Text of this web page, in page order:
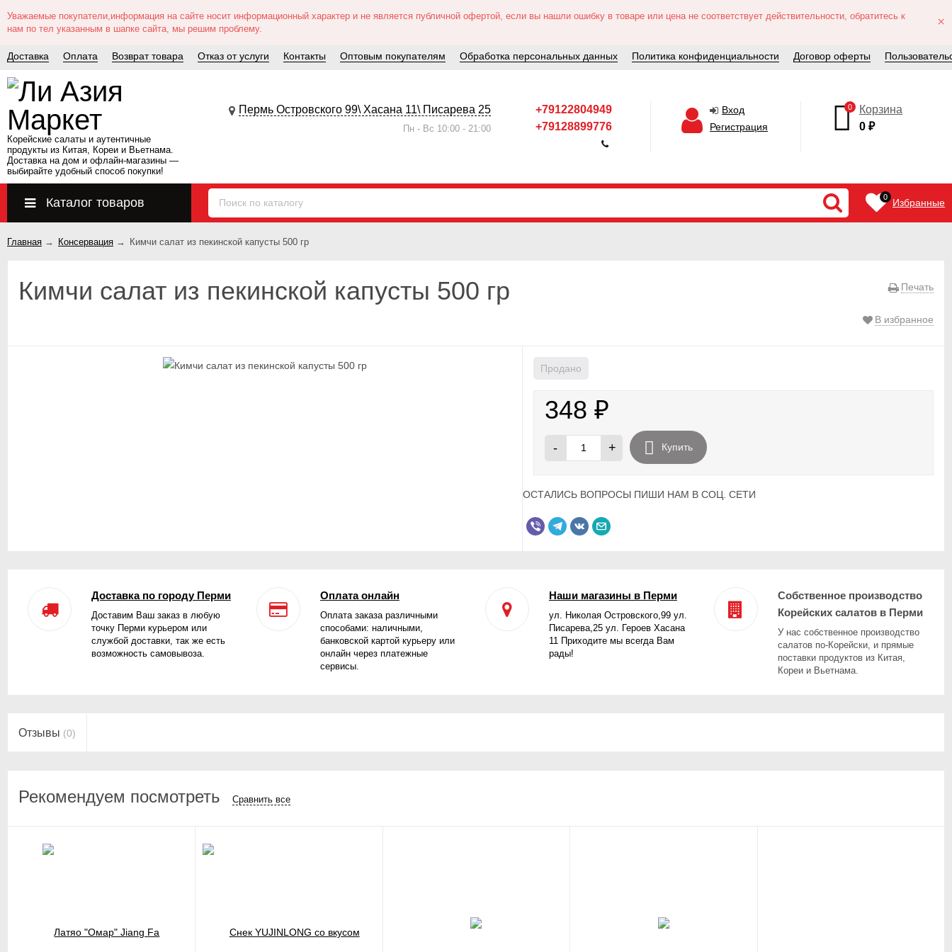
Уважаемые покупатели,информация на сайте носит информационный характер и не является публичной офертой, если вы нашли ошибку в товаре или цена не соответствует действительности, обратитесь к
нам по тел указанным в шапке сайта, мы решим проблему.
×
Доставка Оплата Возврат товара Отказ от услуги Контакты Оптовым покупателям Обработка персональных данных Политика конфиденциальности Договор оферты
Корейские салаты и аутентичные
продукты из Китая, Кореи и Вьетнама.
Доставка на дом и офлайн‑магазины —
выбирайте удобный способ покупки!
Пермь Островского 99\ Хасана 11\ Писарева 25
Пн - Вс 10:00 - 21:00
+79122804949
+79128899776
Вход
Регистрация
0
Корзина
0₽
Каталог товаров 0 Избранные
Главная → Консервация → Кимчи салат из пекинской капусты 500 гр
Печать
Кимчи салат из пекинской капусты 500 гр
В избранное
Продано
348₽
- + Купить
ОСТАЛИСЬ ВОПРОСЫ ПИШИ НАМ В СОЦ. СЕТИ
Доставка по городу Перми
Доставим Ваш заказ в любую
точку Перми курьером или
службой доставки, так же есть
возможность самовывоза.
Оплата онлайн
Оплата заказа различными
способами: наличными,
банковской картой курьеру или
онлайн через платежные
сервисы.
Наши магазины в Перми
ул. Николая Островского,99 ул.
Писарева,25 ул. Героев Хасана
11 Приходите мы всегда Вам
рады!
Собственное производство
Корейских салатов в Перми
У нас собственное производство
салатов по-Корейски, и прямые
поставки продуктов из Китая,
Кореи и Вьетнама.
Отзывы (0)
Рекомендуем посмотреть Сравнить все